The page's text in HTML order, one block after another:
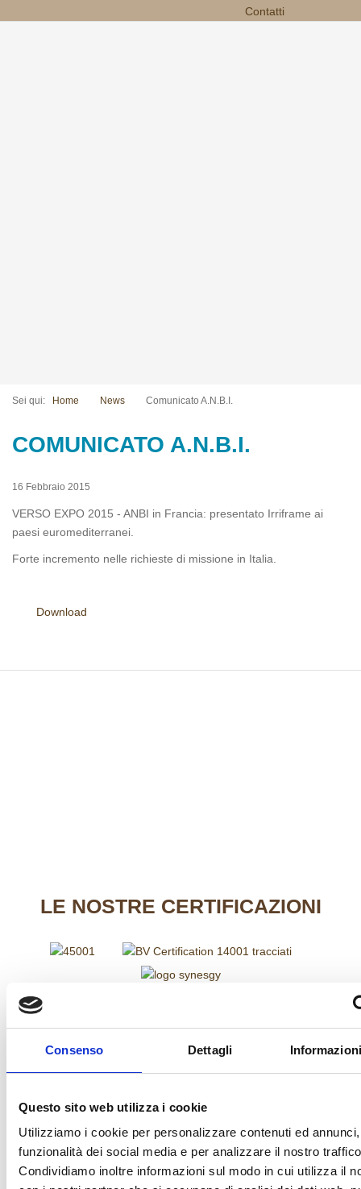
Consenso Dettagli
Questo sito web utilizza i cookie
Utilizziamo i cookie per personalizzare contenuti ed
funzionalità dei social media e per analizzare il nostro
Condividiamo inoltre informazioni sul modo in cui utilizza il
Contatti
Sei qui: Home News Comunicato A.N.B.I.
COMUNICATO A.N.B.I.
16 Febbraio 2015
VERSO EXPO 2015 - ANBI in Francia: presentato Irriframe ai
paesi euromediterranei.
Forte incremento nelle richieste di missione in Italia.
Download
LE NOSTRE CERTIFICAZIONI
FINANZIAMENTI